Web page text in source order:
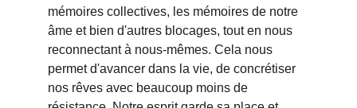
mémoires collectives, les mémoires de notre
âme et bien d'autres blocages, tout en nous
reconnectant à nous-mêmes. Cela nous
permet d'avancer dans la vie, de concrétiser
nos rêves avec beaucoup moins de